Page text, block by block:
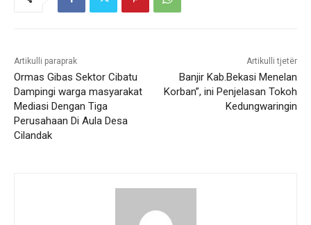
Artikulli paraprak
Ormas Gibas Sektor Cibatu
Dampingi warga masyarakat
Mediasi Dengan Tiga
Perusahaan Di Aula Desa
Cilandak
Artikulli tjetër
Banjir Kab.Bekasi Menelan
Korban”, ini Penjelasan Tokoh
Kedungwaringin